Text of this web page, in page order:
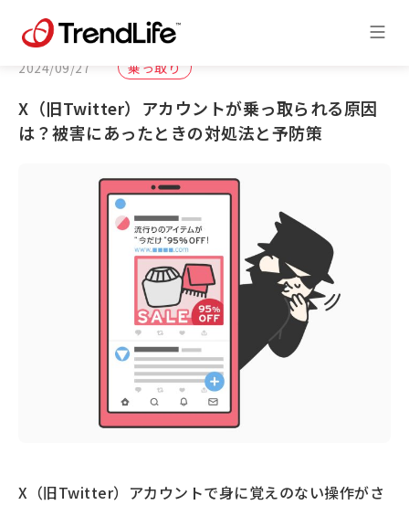
2024/09/27 乗っ取り
X（旧Twitter）アカウントが乗っ取られる原因
は？被害にあったときの対処法と予防策
X（旧Twitter）アカウントで身に覚えのない操作がさ